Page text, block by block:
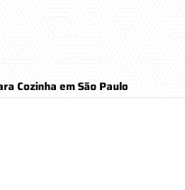
Cozinha em São Paulo